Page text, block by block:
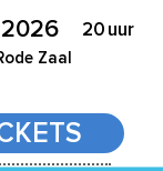
20uur
Zaal